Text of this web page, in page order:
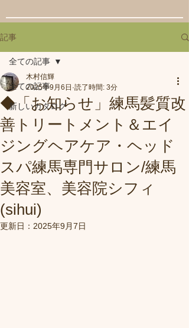
記事
全ての記事
新しいカタログ
全ての記事
◆「お知らせ」練馬髪質改
善トリートメント＆エイ
ジングヘアケア・ヘッド
スパ練馬専門サロン/練馬
美容室、美容院シフィ
(sihui)
木村信輝
2025年9月6日 読了時間: 3分
更新日： 2025年9月7日